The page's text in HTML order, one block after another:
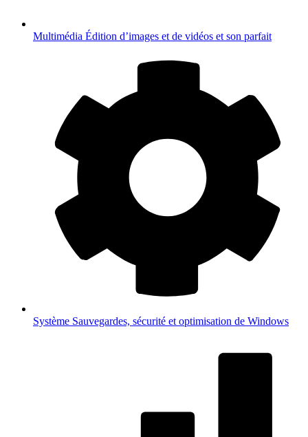
Multimédia Édition d’images et de vidéos et son parfait
Système Sauvegardes, sécurité et optimisation de Windows